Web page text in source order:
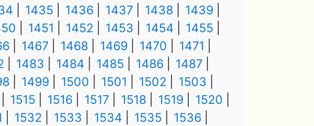
1435 1436 1437 1438
1439
1451 1452 1453 1454
1455
1467 1468 1469 1470
1471
1483 1484 1485 1486
1487
1499 1500 1501 1502
1503
1515 1516 1517 1518 1519
1520
1532 1533 1534 1535 1536